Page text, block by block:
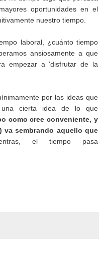
oportunidades en el
nuestro tiempo.
laboral, ¿cuánto tiempo
ansiosamente a que
empezar a 'disfrutar de la
por las ideas que
una cierta idea de lo que
como cree conveniente, y
va sembrando aquello que
el tiempo pasa